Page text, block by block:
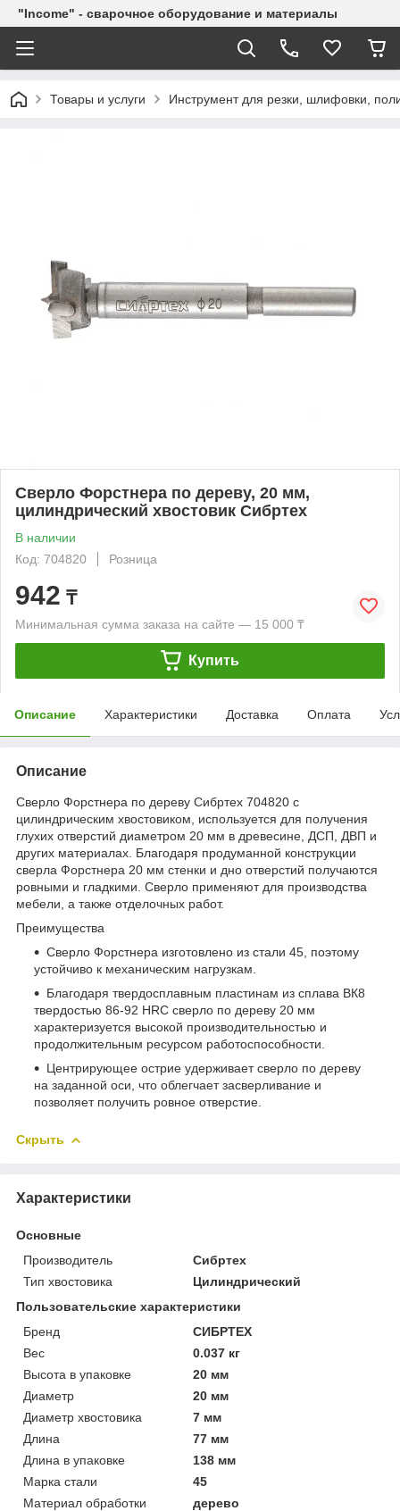
"Income" - сварочное оборудование и материалы
Товары и услуги Инструмент для резки, шлифовки,
Сверло Форстнера по дереву, 20 мм,
цилиндрический хвостовик Сибртех
В наличии
Код: 704820
Розница
942 ₸
Минимальная сумма заказа на сайте — 15 000 ₸
Купить
Описание Характеристики Доставка Оплата
Описание
Сверло Форстнера по дереву Сибртех 704820 с
цилиндрическим хвостовиком, используется для получения
глухих отверстий диаметром 20 мм в древесине, ДСП, ДВП и
других материалах. Благодаря продуманной конструкции
сверла Форстнера 20 мм стенки и дно отверстий получаются
ровными и гладкими. Сверло применяют для производства
мебели, а также отделочных работ.
Преимущества
Сверло Форстнера изготовлено из стали 45, поэтому
устойчиво к механическим нагрузкам.
Благодаря твердосплавным пластинам из сплава ВК8
твердостью 86-92 HRC сверло по дереву 20 мм
характеризуется высокой производительностью и
продолжительным ресурсом работоспособности.
Центрирующее острие удерживает сверло по дереву
на заданной оси, что облегчает засверливание и
позволяет получить ровное отверстие.
Скрыть
Характеристики
Основные
Производитель
Сибртех
Тип хвостовика
Цилиндрический
Пользовательские характеристики
Бренд
СИБРТЕХ
Вес
0.037 кг
Высота в упаковке
20 мм
Диаметр
20 мм
Диаметр хвостовика
7 мм
Длина
77 мм
Длина в упаковке
138 мм
Марка стали
45
Материал обработки
дерево